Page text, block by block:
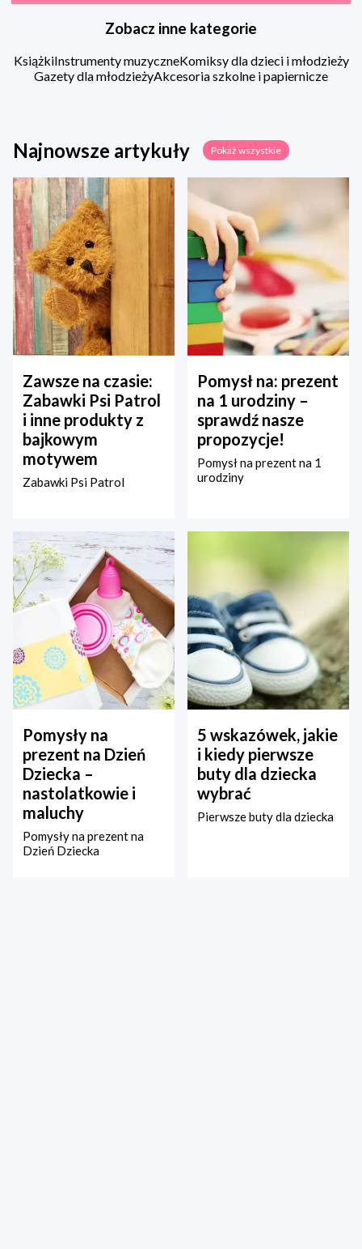
Zobacz inne kategorie
KsiążkiInstrumenty muzyczneKomiksy dla dzieci i młodzieży
Gazety dla młodzieżyAkcesoria szkolne i papiernicze
Najnowsze artykuły Pokaż wszystkie
Zawsze na czasie:
Zabawki Psi Patrol
i inne produkty z
bajkowym
motywem
Zabawki Psi Patrol
Pomysł na: prezent
na 1 urodziny –
sprawdź nasze
propozycje!
Pomysł na prezent na 1
urodziny
Pomysły na
prezent na Dzień
Dziecka –
nastolatkowie i
maluchy
Pomysły na prezent na
Dzień Dziecka
5 wskazówek, jakie
i kiedy pierwsze
buty dla dziecka
wybrać
Pierwsze buty dla dziecka